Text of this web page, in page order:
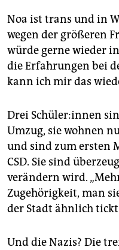
Noa ist trans und in
wegen der größeren
würde gerne wieder
die Erfahrungen bei
kann ich mir das
Drei Schü­le­r:in­nen
Umzug, sie wohnen
und sind zum ersten
CSD. Sie sind
verändern wird.
Zugehörigkeit, man
der Stadt ähnlich
Und die Nazis? Die